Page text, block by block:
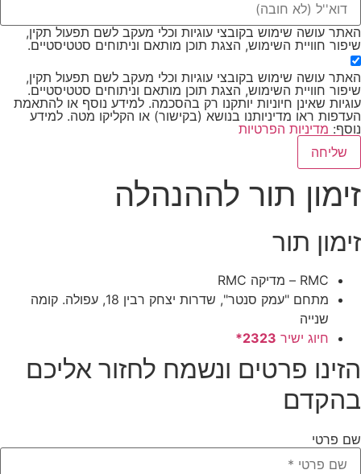
עושה שימוש בקובצי עוגיות וכלי מעקב לשם תפעול תקין,
חוויית השימוש, הצגת תוכן מותאם וניתוחים סטטיסטיים.
עושה שימוש בקובצי עוגיות וכלי מעקב לשם תפעול תקין,
חוויית השימוש, הצגת תוכן מותאם וניתוחים סטטיסטיים.
שאינן חיוניות יותקנו רק בהסכמה. למידע נוסף או להתאמת
ראו מדיניותנו בנושא (בקישור) או הקליקו מטה. למידע
מדיניות הפרטיות
שליחה
תור לההנהלה
תור
RMC – מדיקה RMC
מתחם "עמק סנטר", שדרות יצחק רבין 18, עפולה. קומה
שנייה
חיוג ישיר 2323*
פרטים ונשמח לחזור אליכם
פרטי